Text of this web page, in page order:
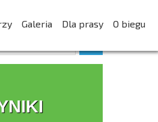
Galeria Dla prasy O biegu